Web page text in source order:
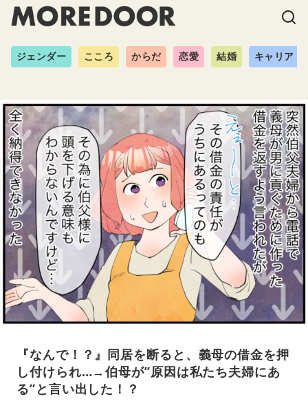
ジェンダー こころ からだ 恋愛 結婚 キャリア
『なんで！？』同居を断ると、義母の借金を押
し付けられ…→伯母が”原因は私たち夫婦にあ
る”と言い出した！？